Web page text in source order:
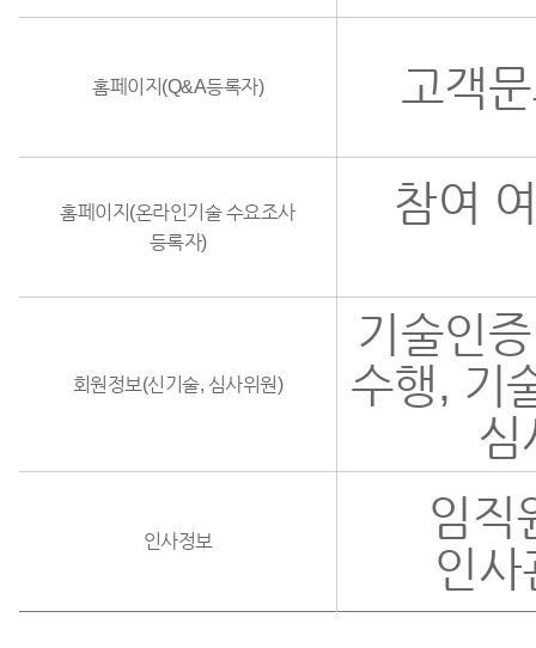
홈페이지(Q&A등록자) 고객
홈페이지(온라인기술 수요조사
등록자)
참여
회원정보(신기술, 심사위원)
기술인
수행, 기
심
인사정보
임직
인사